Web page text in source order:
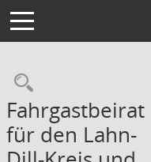
Toggle navigation
Fahrgastbeirat
für den Lahn-